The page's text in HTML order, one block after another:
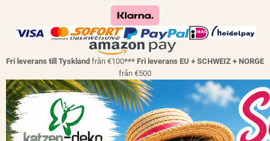
Fri leverans till Tyskland från €100*** Fri leverans EU + SCHWEIZ + NORGE
från €500